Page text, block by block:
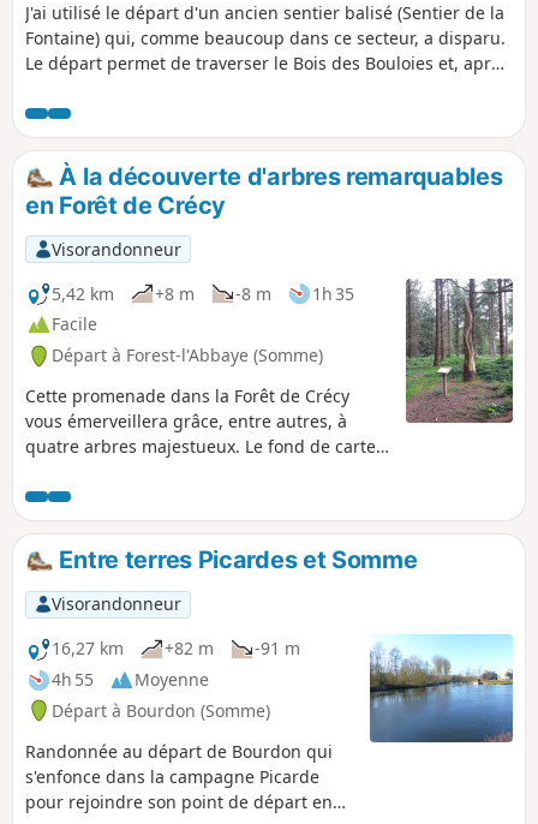
J'ai utilisé le départ d'un ancien sentier balisé (Sentier de la
Fontaine) qui, comme beaucoup dans ce secteur, a disparu.
Le départ permet de traverser le Bois des Bouloies et, après
chemins d'exploitation. Pique-nique possible sur la place.
On peut enchaîner avec la randonnée "Les pâtis au départ
de Barly" pour un total de 20 km.
À la découverte d'arbres remarquables
en Forêt de Crécy
Visorandonneur
5,42 km
+8 m -8 m
1h 35
Facile
Départ à Forest-l'Abbaye (Somme)
Cette promenade dans la Forêt de Crécy
vous émerveillera grâce, entre autres, à
quatre arbres majestueux. Le fond de carte
le parcours.
Entre terres Picardes et Somme
Visorandonneur
16,27 km
+82 m
-91 m
4h 55
Moyenne
Départ à Bourdon (Somme)
Randonnée au départ de Bourdon qui
s'enfonce dans la campagne Picarde
pour rejoindre son point de départ en